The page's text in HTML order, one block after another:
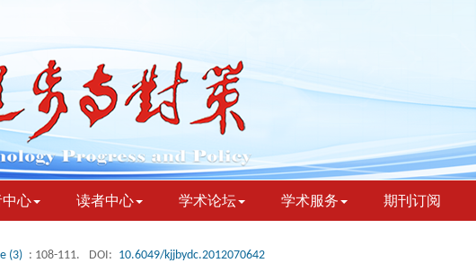
心 读者中心 学术论坛 学术服务 期刊订阅
(3) : 108-111. DOI: 10.6049/kjjbydc.2012070642